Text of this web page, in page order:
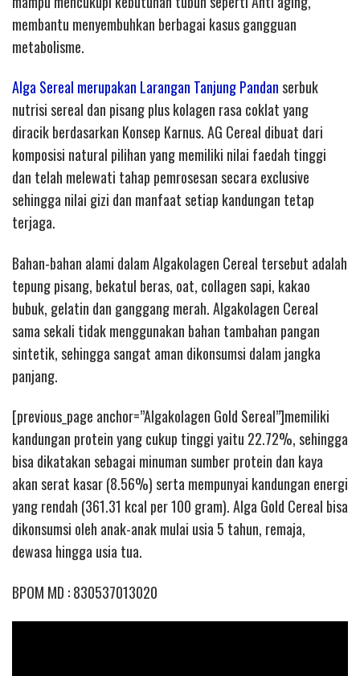
membantu menyembuhkan berbagai kasus gangguan
metabolisme.
Alga Sereal merupakan Larangan Tanjung Pandanserbuk
nutrisi sereal dan pisang plus kolagen rasa coklat yang
diracik berdasarkan Konsep Karnus. AG Cereal dibuat dari
komposisi natural pilihan yang memiliki nilai faedah tinggi
dan telah melewati tahap pemrosesan secara exclusive
sehingga nilai gizi dan manfaat setiap kandungan tetap
terjaga.
Bahan-bahan alami dalam Algakolagen Cereal tersebut adalah
tepung pisang, bekatul beras, oat, collagen sapi, kakao
bubuk, gelatin dan ganggang merah. Algakolagen Cereal
sama sekali tidak menggunakan bahan tambahan pangan
sintetik, sehingga sangat aman dikonsumsi dalam jangka
panjang.
[previous_page anchor=”Algakolagen Gold Sereal”]memiliki
kandungan protein yang cukup tinggi yaitu 22.72%, sehingga
bisa dikatakan sebagai minuman sumber protein dan kaya
akan serat kasar (8.56%) serta mempunyai kandungan energi
yang rendah (361.31 kcal per 100 gram). Alga Gold Cereal bisa
dikonsumsi oleh anak-anak mulai usia 5 tahun, remaja,
dewasa hingga usia tua.
BPOM MD : 830537013020